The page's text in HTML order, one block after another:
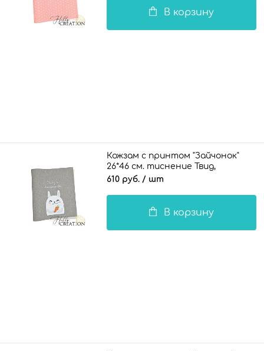
В корзину
Кожзам с принтом "Зайчонок"
26*46 см. тиснение Твид,
платина
610 руб. / шт
В корзину